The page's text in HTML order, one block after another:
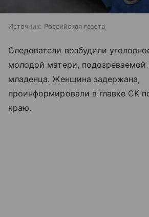
Источник: Российская газета
Следователи возбудили
молодой матери, подозреваемой
младенца. Женщина задержана,
проинформировали в главке СК
краю.